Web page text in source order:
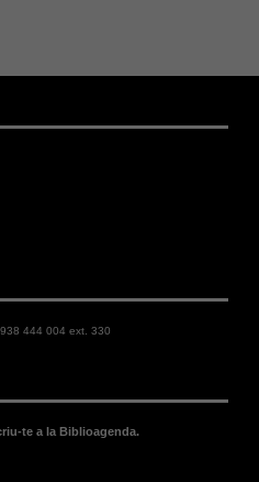
444 004 ext. 330
te a la Biblioagenda.
Aquestes
cookies no